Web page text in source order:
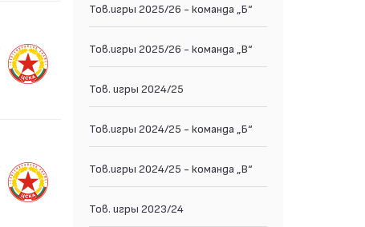
Тов.игры 2025/26 - команда „Б“
Тов.игры 2025/26 - команда „В“
Тов. игры 2024/25
Тов.игры 2024/25 - команда „Б“
Тов.игры 2024/25 - команда „В“
Тов. игры 2023/24